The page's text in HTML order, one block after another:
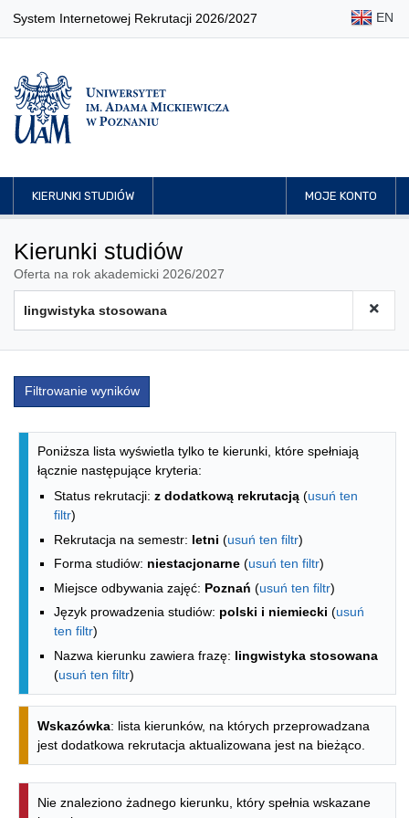
System Internetowej Rekrutacji 2026/2027 EN
KIERUNKI STUDIÓW MOJE KONTO
Kierunki studiów
Oferta na rok akademicki 2026/2027
Filtrowanie wyników
Lista kierunków - indeks alfabetyczny
Poniższa lista wyświetla tylko te kierunki, które spełniają
łącznie następujące kryteria:
Status rekrutacji: z dodatkową rekrutacją (usuń ten
filtr)
Rekrutacja na semestr: letni (usuń ten filtr)
Forma studiów: niestacjonarne (usuń ten filtr)
Miejsce odbywania zajęć: Poznań (usuń ten filtr)
Język prowadzenia studiów: polski i niemiecki (usuń
ten filtr)
Nazwa kierunku zawiera frazę: lingwistyka stosowana
(usuń ten filtr)
Wskazówka: lista kierunków, na których przeprowadzana
jest dodatkowa rekrutacja aktualizowana jest na bieżąco.
Nie znaleziono żadnego kierunku, który spełnia wskazane